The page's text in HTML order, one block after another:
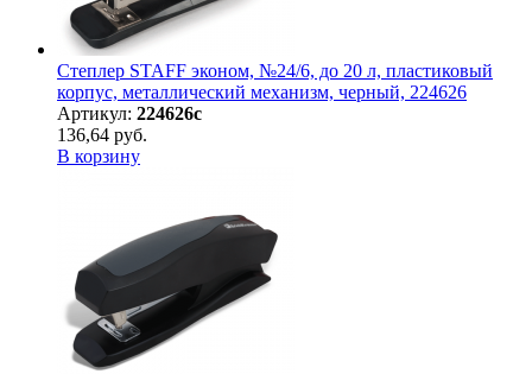
Степлер STAFF эконом, №24/6, до 20 л, пластиковый
корпус, металлический механизм, черный, 224626
Артикул: 224626с
136,64 руб.
В корзину